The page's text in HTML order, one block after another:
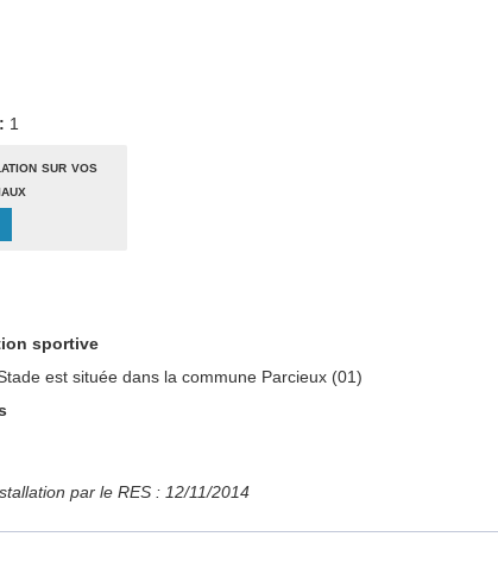
1
sur vos
sportive
est située dans la commune Parcieux (01)
par le RES : 12/11/2014